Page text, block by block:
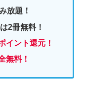
放題！
2冊無料！
イント還元！
無料！